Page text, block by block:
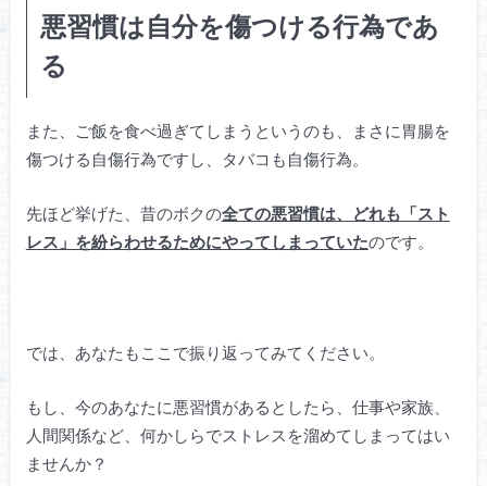
悪習慣は自分を傷つける行為であ
る
また、ご飯を食べ過ぎてしまうというのも、まさに胃腸を
傷つける自傷行為ですし、タバコも自傷行為。
先ほど挙げた、昔のボクの全ての悪習慣は、どれも「スト
レス」を紛らわせるためにやってしまっていたのです。
では、あなたもここで振り返ってみてください。
もし、今のあなたに悪習慣があるとしたら、仕事や家族、
人間関係など、何かしらでストレスを溜めてしまってはい
ませんか？